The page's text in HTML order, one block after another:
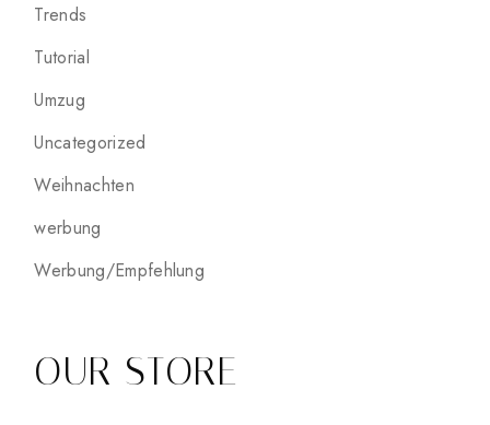
Trends
Tutorial
Umzug
Uncategorized
Weihnachten
werbung
Werbung/Empfehlung
OUR STORE